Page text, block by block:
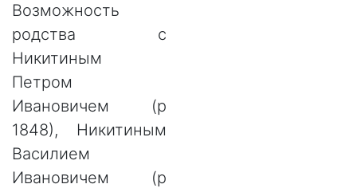
Возможность
родства с
Никитиным
Петром
Ивановичем (р
1848), Никитиным
Василием
Ивановичем (р